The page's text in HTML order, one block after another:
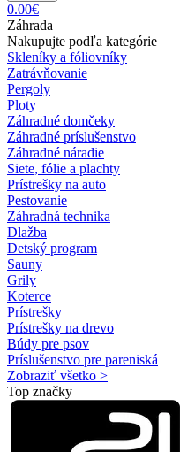
0.00€
Záhrada
Nakupujte podľa kategórie
Skleníky a fóliovníky
Zatrávňovanie
Pergoly
Ploty
Záhradné domčeky
Záhradné príslušenstvo
Záhradné náradie
Siete, fólie a plachty
Prístrešky na auto
Pestovanie
Záhradná technika
Dlažba
Detský program
Sauny
Grily
Koterce
Prístrešky
Prístrešky na drevo
Búdy pre psov
Príslušenstvo pre pareniská
Zobraziť všetko >
Top značky